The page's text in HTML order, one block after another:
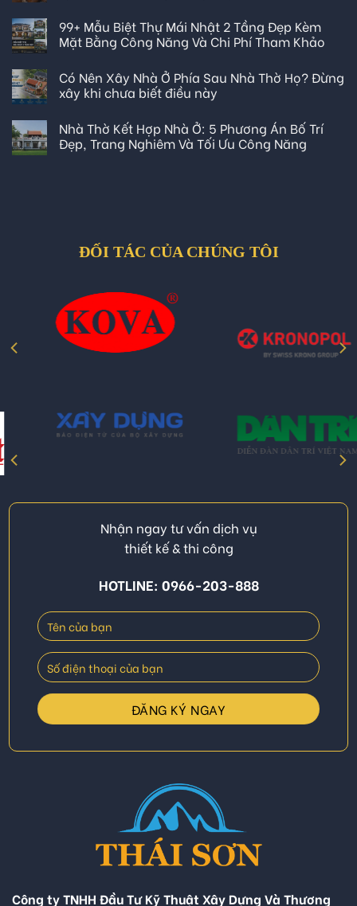
99+ Mẫu Biệt Thự Mái Nhật 2 Tầng Đẹp Kèm
Mặt Bằng Công Năng Và Chi Phí Tham Khảo
Có Nên Xây Nhà Ở Phía Sau Nhà Thờ Họ? Đừng
xây khi chưa biết điều này
Nhà Thờ Kết Hợp Nhà Ở: 5 Phương Án Bố Trí
Đẹp, Trang Nghiêm Và Tối Ưu Công Năng
ĐỐI TÁC CỦA CHÚNG TÔI
Nhận ngay tư vấn dịch vụ
thiết kế & thi công
HOTLINE: 0966-203-888
Công ty TNHH Đầu Tư Kỹ Thuật Xây Dựng Và Thương